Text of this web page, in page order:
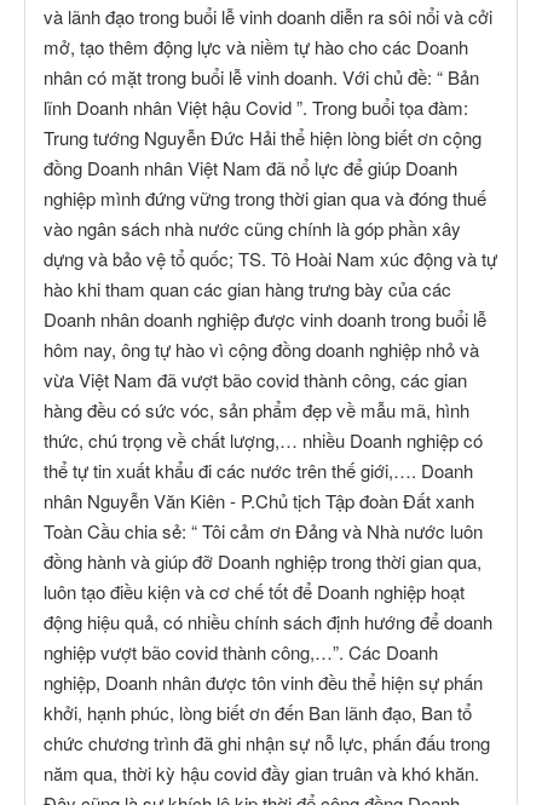
và lãnh đạo trong buổi lễ vinh doanh diễn ra sôi nổi và cởi
mở, tạo thêm động lực và niềm tự hào cho các Doanh
nhân có mặt trong buổi lễ vinh doanh. Với chủ đề: “ Bản
lĩnh Doanh nhân Việt hậu Covid ”. Trong buổi tọa đàm:
Trung tướng Nguyễn Đức Hải thể hiện lòng biết ơn cộng
đồng Doanh nhân Việt Nam đã nổ lực để giúp Doanh
nghiệp mình đứng vững trong thời gian qua và đóng thuế
vào ngân sách nhà nước cũng chính là góp phần xây
dựng và bảo vệ tổ quốc; TS. Tô Hoài Nam xúc động và tự
hào khi tham quan các gian hàng trưng bày của các
Doanh nhân doanh nghiệp được vinh doanh trong buổi lễ
hôm nay, ông tự hào vì cộng đồng doanh nghiệp nhỏ và
vừa Việt Nam đã vượt bão covid thành công, các gian
hàng đều có sức vóc, sản phẩm đẹp về mẫu mã, hình
thức, chú trọng về chất lượng,… nhiều Doanh nghiệp có
thể tự tin xuất khẩu đi các nước trên thế giới,…. Doanh
nhân Nguyễn Văn Kiên - P.Chủ tịch Tập đoàn Đất xanh
Toàn Cầu chia sẻ: “ Tôi cảm ơn Đảng và Nhà nước luôn
đồng hành và giúp đỡ Doanh nghiệp trong thời gian qua,
luôn tạo điều kiện và cơ chế tốt để Doanh nghiệp hoạt
động hiệu quả, có nhiều chính sách định hướng để doanh
nghiệp vượt bão covid thành công,…”. Các Doanh
nghiệp, Doanh nhân được tôn vinh đều thể hiện sự phấn
khởi, hạnh phúc, lòng biết ơn đến Ban lãnh đạo, Ban tổ
chức chương trình đã ghi nhận sự nỗ lực, phấn đấu trong
năm qua, thời kỳ hậu covid đầy gian truân và khó khăn.